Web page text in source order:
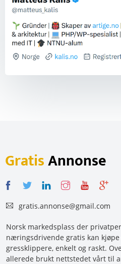
GratisAnnonse
gratis.annonse@gmail.com
Norsk markedsplass der
næringsdrivende gratis kan
gressklippere, enkelt og raskt.
allerede brukt nettstedet vårt til